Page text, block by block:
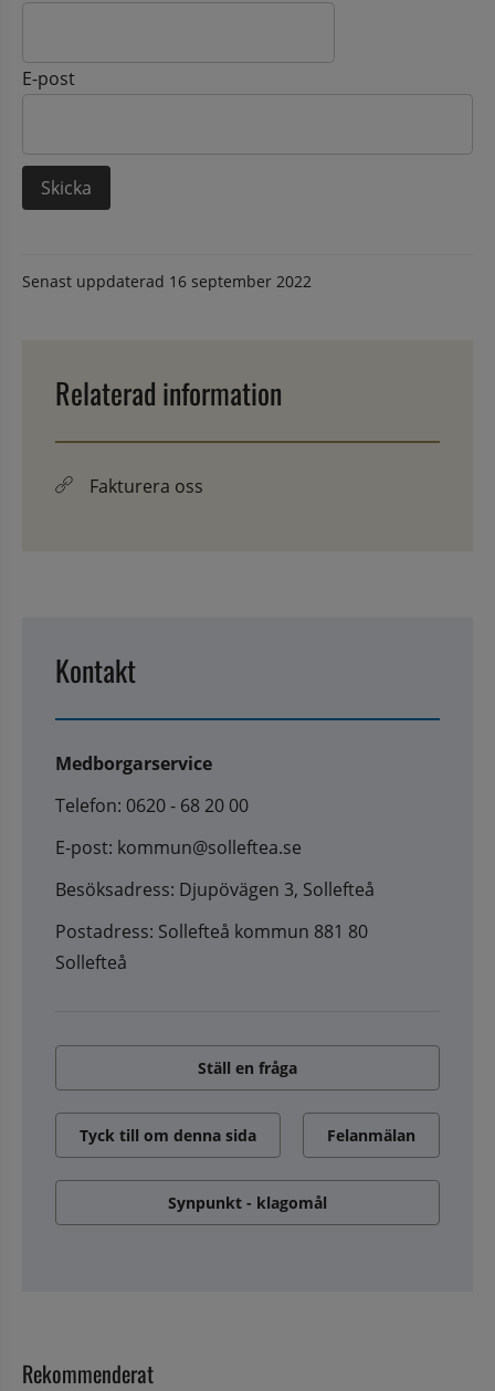
E-post
Senast uppdaterad 16 september 2022
Relaterad information
Fakturera oss
Kontakt
Medborgarservice
Telefon: 0620 - 68 20 00
E-post: kommun@solleftea.se
Besöksadress: Djupövägen 3, Sollefteå
Postadress: Sollefteå kommun 881 80
Sollefteå
Ställ en fråga
Tyck till om denna sida Felanmälan
Synpunkt - klagomål
Rekommenderat